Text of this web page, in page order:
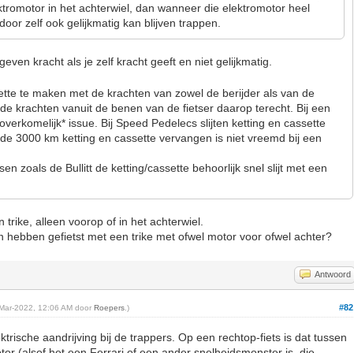
in het achterwiel, dan wanneer die elektromotor heel
zelf ook gelijkmatig kan blijven trappen.
kracht als je zelf kracht geeft en niet gelijkmatig.
te maken met de krachten van zowel de berijder als van de
krachten vanuit de benen van de fietser daarop terecht. Bij een
issue. Bij Speed Pedelecs slijten ketting en cassette
3000 km ketting en cassette vervangen is niet vreemd bij een
zoals de Bullitt de ketting/cassette behoorlijk snel slijt met een
alleen voorop of in het achterwiel.
gefietst met een trike met ofwel motor voor ofwel achter?
Antwoord
#82
2022, 12:06 AM doorRoepers .)
aandrijving bij de trappers. Op een rechtop-fiets is dat tussen